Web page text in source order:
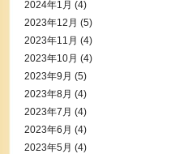
2024年1月 (4)
2023年12月 (5)
2023年11月 (4)
2023年10月 (4)
2023年9月 (5)
2023年8月 (4)
2023年7月 (4)
2023年6月 (4)
2023年5月 (4)